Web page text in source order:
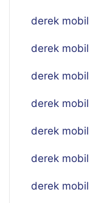
derek
derek
derek
derek
derek
derek
derek